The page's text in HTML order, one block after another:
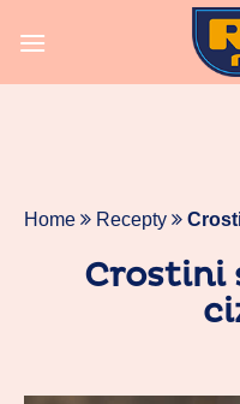
Home Recepty
Crostini